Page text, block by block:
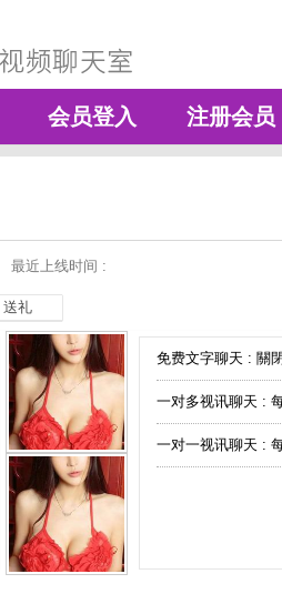
会员登入 注册会员
最近上线时间 :
送礼
免费文字聊天 : 關閉
一对多视讯聊天 :
一对一视讯聊天 :